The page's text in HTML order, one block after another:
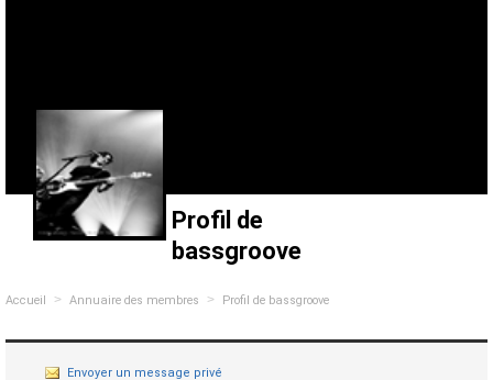
Profil de
bassgroove
Accueil > Annuaire des membres > Profil de bassgroove
Envoyer un message privé